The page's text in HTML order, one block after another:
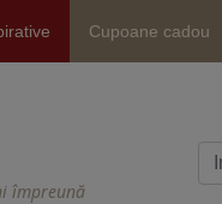
Cupoane cadou
împreună